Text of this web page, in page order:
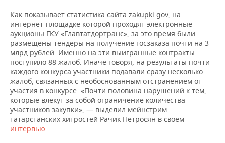
Как показывает статистика сайта zakupki.gov, на
интернет-площадке которой проходят электронные
аукционы ГКУ «Главтатдортранс», за это время были
размещены тендеры на получение госзаказа почти на 3
млрд рублей. Именно на эти выигранные контракты
поступило 88 жалоб. Иначе говоря, на результаты почти
каждого конкурса участники подавали сразу несколько
жалоб, связанных с необоснованным отстранением от
участия в конкурсе. «Почти половина нарушений к тем,
которые влекут за собой ограничение количества
участников закупки», — выделил мейнстрим
татарстанских хитростей Рачик Петросян в своем
интервью.